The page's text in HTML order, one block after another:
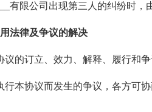
有限公司出现第三人的纠纷时，
法律及争议的解决
议的订立、效力、解释、履行和
行本协议而发生的争议，各方可